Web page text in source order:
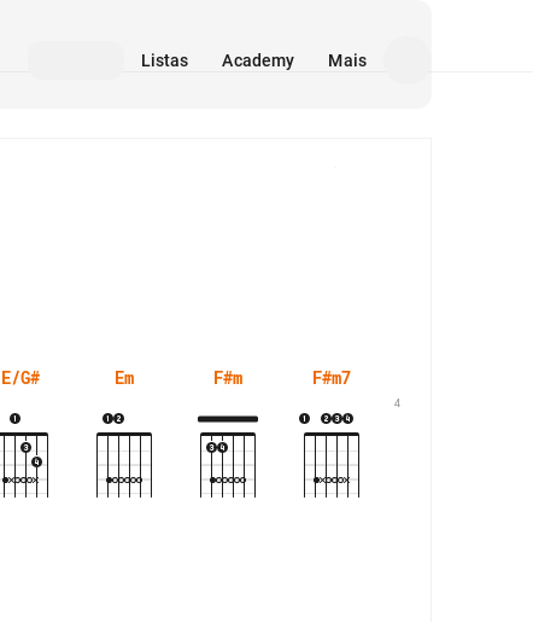
Listas Academy Mais
E/G# Em F#m F#m7
4